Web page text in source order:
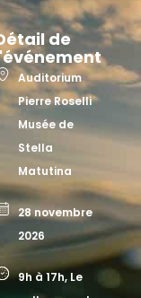
de
Auditorium
Pierre Roselli
Musée de
Stella
Matutina
28 novembre
2026
9h à 17h, Le